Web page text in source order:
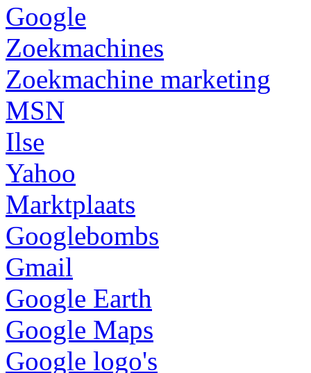
Google
Zoekmachines
Zoekmachine marketing
MSN
Ilse
Yahoo
Marktplaats
Googlebombs
Gmail
Google Earth
Google Maps
Google logo's